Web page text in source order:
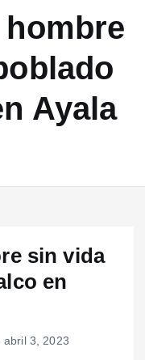
Ayala
sin vida
en
abril 3, 2023